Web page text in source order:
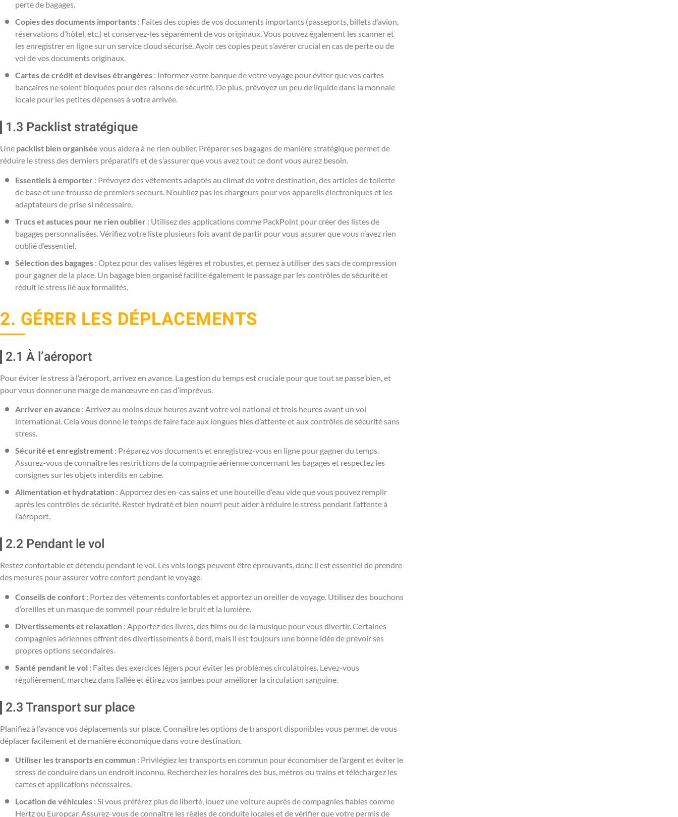
perte de bagages.
Copies des documents importants : Faites des copies de vos documents importants (passeports, billets d’avion,
réservations d’hôtel, etc.) et conservez-les séparément de vos originaux. Vous pouvez également les scanner et
les enregistrer en ligne sur un service cloud sécurisé. Avoir ces copies peut s’avérer crucial en cas de perte ou de
vol de vos documents originaux.
Cartes de crédit et devises étrangères : Informez votre banque de votre voyage pour éviter que vos cartes
bancaires ne soient bloquées pour des raisons de sécurité. De plus, prévoyez un peu de liquide dans la monnaie
locale pour les petites dépenses à votre arrivée.
1.3 Packlist stratégique
Une packlist bien organisée vous aidera à ne rien oublier. Préparer ses bagages de manière stratégique permet de
réduire le stress des derniers préparatifs et de s’assurer que vous avez tout ce dont vous aurez besoin.
Essentiels à emporter : Prévoyez des vêtements adaptés au climat de votre destination, des articles de toilette
de base et une trousse de premiers secours. N’oubliez pas les chargeurs pour vos appareils électroniques et les
adaptateurs de prise si nécessaire.
Trucs et astuces pour ne rien oublier : Utilisez des applications comme PackPoint pour créer des listes de
bagages personnalisées. Vérifiez votre liste plusieurs fois avant de partir pour vous assurer que vous n’avez rien
oublié d’essentiel.
Sélection des bagages : Optez pour des valises légères et robustes, et pensez à utiliser des sacs de compression
pour gagner de la place. Un bagage bien organisé facilite également le passage par les contrôles de sécurité et
réduit le stress lié aux formalités.
2. GÉRER LES DÉPLACEMENTS
2.1 À l’aéroport
Pour éviter le stress à l’aéroport, arrivez en avance. La gestion du temps est cruciale pour que tout se passe bien, et
pour vous donner une marge de manœuvre en cas d’imprévus.
Arriver en avance : Arrivez au moins deux heures avant votre vol national et trois heures avant un vol
international. Cela vous donne le temps de faire face aux longues files d’attente et aux contrôles de sécurité sans
stress.
Sécurité et enregistrement : Préparez vos documents et enregistrez-vous en ligne pour gagner du temps.
Assurez-vous de connaître les restrictions de la compagnie aérienne concernant les bagages et respectez les
consignes sur les objets interdits en cabine.
Alimentation et hydratation : Apportez des en-cas sains et une bouteille d’eau vide que vous pouvez remplir
après les contrôles de sécurité. Rester hydraté et bien nourri peut aider à réduire le stress pendant l’attente à
l’aéroport.
2.2 Pendant le vol
Restez confortable et détendu pendant le vol. Les vols longs peuvent être éprouvants, donc il est essentiel de prendre
des mesures pour assurer votre confort pendant le voyage.
Conseils de confort : Portez des vêtements confortables et apportez un oreiller de voyage. Utilisez des bouchons
d’oreilles et un masque de sommeil pour réduire le bruit et la lumière.
Divertissements et relaxation : Apportez des livres, des films ou de la musique pour vous divertir. Certaines
compagnies aériennes offrent des divertissements à bord, mais il est toujours une bonne idée de prévoir ses
propres options secondaires.
Santé pendant le vol : Faites des exercices légers pour éviter les problèmes circulatoires. Levez-vous
régulièrement, marchez dans l’allée et étirez vos jambes pour améliorer la circulation sanguine.
2.3 Transport sur place
Planifiez à l’avance vos déplacements sur place. Connaître les options de transport disponibles vous permet de vous
déplacer facilement et de manière économique dans votre destination.
Utiliser les transports en commun : Privilégiez les transports en commun pour économiser de l’argent et éviter le
stress de conduire dans un endroit inconnu. Recherchez les horaires des bus, métros ou trains et téléchargez les
cartes et applications nécessaires.
Location de véhicules : Si vous préférez plus de liberté, louez une voiture auprès de compagnies fiables comme
Hertz ou Europcar. Assurez-vous de connaître les règles de conduite locales et de vérifier que votre permis de